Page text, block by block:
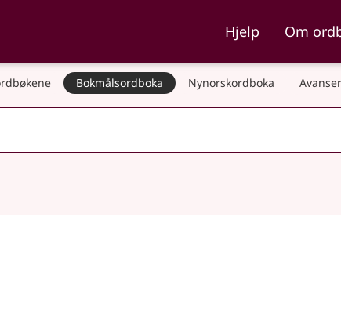
og NynorskordbokaHjelp Om
Bokmålsordboka Nynorskordboka